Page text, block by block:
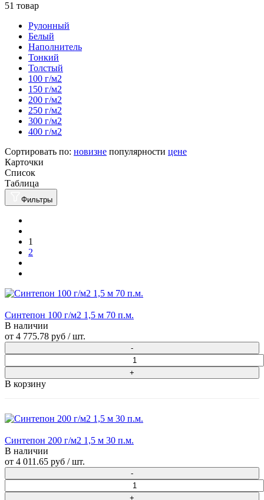
51 товар
Рулонный
Белый
Наполнитель
Тонкий
Толстый
100 г/м2
150 г/м2
200 г/м2
250 г/м2
300 г/м2
400 г/м2
Сортировать по: новизне популярности цене
Карточки
Список
Таблица
Фильтры
1
2
Синтепон 100 г/м2 1,5 м 70 п.м.
В наличии
от 4 775.78 руб / шт.
В корзину
Синтепон 200 г/м2 1,5 м 30 п.м.
В наличии
от 4 011.65 руб / шт.